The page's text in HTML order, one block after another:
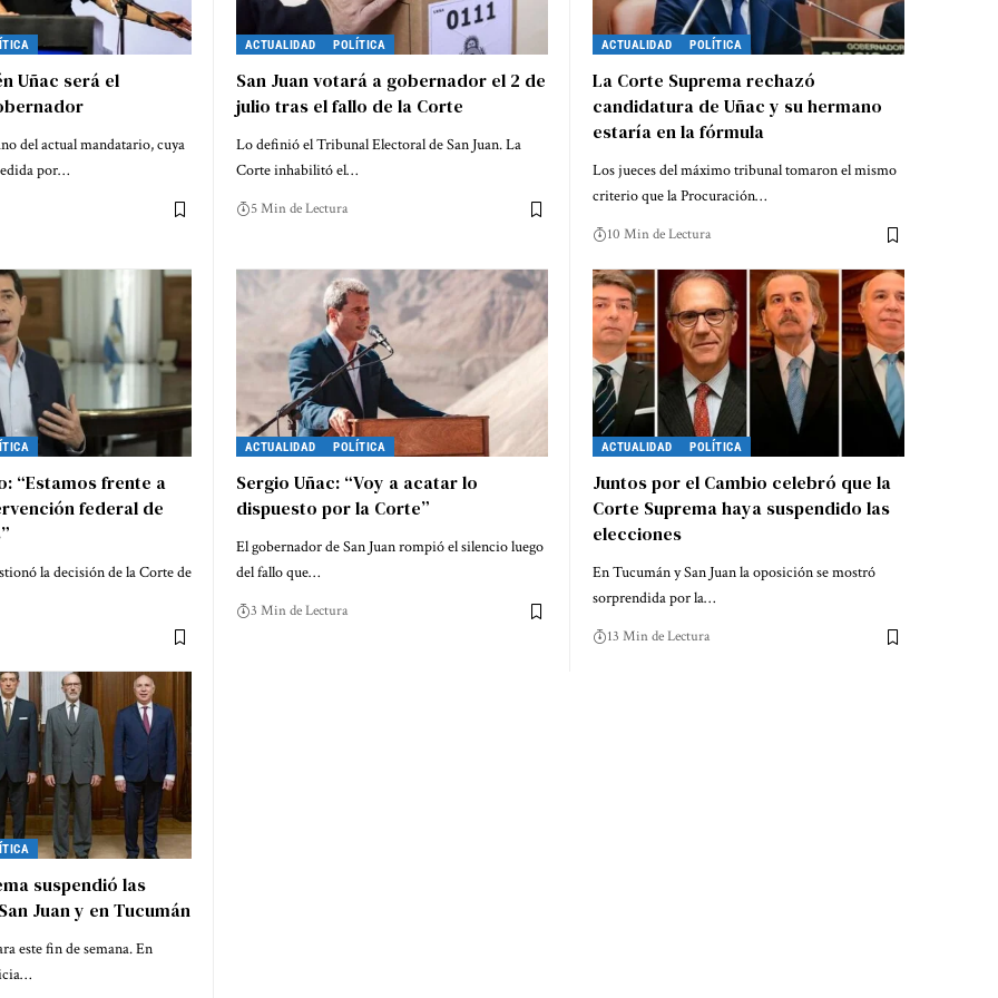
Uñac será el
del actual mandatario, cuya
por…
ACTUALIDAD POLÍTICA
San Juan votará a gobernador el 2 de
julio tras el fallo de la Corte
Lo definió el Tribunal Electoral de San Juan. La
Corte inhabilitó el…
5 Min de Lectura
ACTUALIDAD POLÍTICA
La Corte Suprema rechazó
candidatura de Uñac y su hermano
estaría en la fórmula
Los jueces del máximo tribunal tomaron el mismo
criterio que la Procuración…
10 Min de Lectura
“Estamos frente a
federal de
la decisión de la Corte de
ACTUALIDAD POLÍTICA
Sergio Uñac: “Voy a acatar lo
dispuesto por la Corte”
El gobernador de San Juan rompió el silencio luego
del fallo que…
3 Min de Lectura
ACTUALIDAD POLÍTICA
Juntos por el Cambio celebró que la
Corte Suprema haya suspendido las
elecciones
En Tucumán y San Juan la oposición se mostró
sorprendida por la…
13 Min de Lectura
suspendió las
Juan y en Tucumán
este fin de semana. En